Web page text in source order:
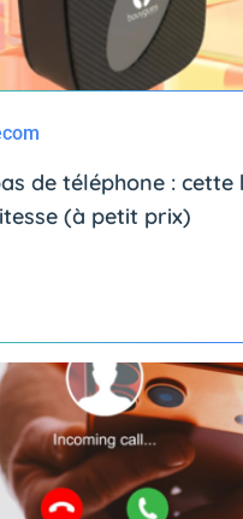
de téléphone : cette
(à petit prix)